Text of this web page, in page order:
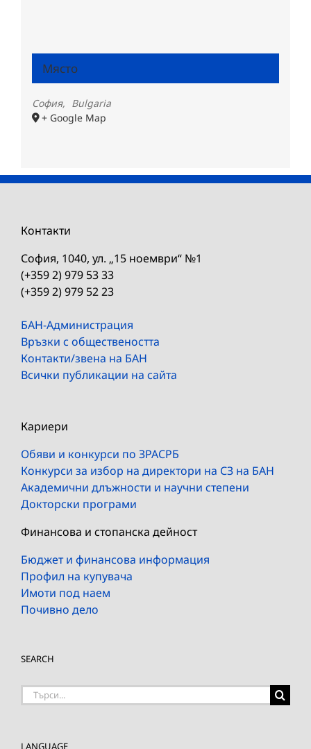
Място
София, Bulgaria
+ Google Map
Контакти
София, 1040, ул. „15 ноември“ №1
(+359 2) 979 53 33
(+359 2) 979 52 23
БАН-Администрация
Връзки с обществеността
Контакти/звена на БАН
Всички публикации на сайта
Кариери
Обяви и конкурси по ЗРАСРБ
Конкурси за избор на директори на СЗ на БАН
Академични длъжности и научни степени
Докторски програми
Финансова и стопанска дейност
Бюджет и финансова информация
Профил на купувача
Имоти под наем
Почивно дело
SEARCH
Търсене
LANGUAGE